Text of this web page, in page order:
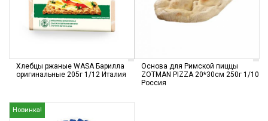
Хлебцы ржаные WASA Барилла
оригинальные 205г 1/12 Италия
Основа для Римской пиццы
ZOTMAN PIZZA 20*30см 250г 1/10
Россия
Новинка!